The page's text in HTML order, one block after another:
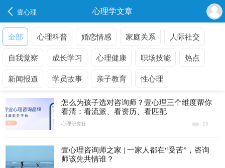
壹心理 心理学文章
全部 心理科普 婚恋情感 家庭关系 人际社交
自我觉察 成长学习 心理健康 职场技能 热点
新闻报道 学员故事 亲子教育 性心理
怎么为孩子选对咨询师？壹心理三个维度帮你
看清：看流派、看资历、看匹配
心理研究社 15
壹心理咨询师之家 | 一家人都在“受苦”，咨询
师该先共情谁？